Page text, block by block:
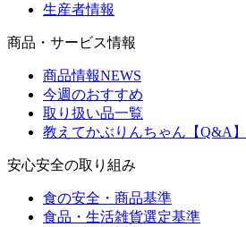
生産者情報
商品・サービス情報
商品情報NEWS
今週のおすすめ
取り扱い品一覧
教えてかぶりんちゃん【Q&A】
安心安全の取り組み
食の安全・商品基準
食品・生活雑貨選定基準